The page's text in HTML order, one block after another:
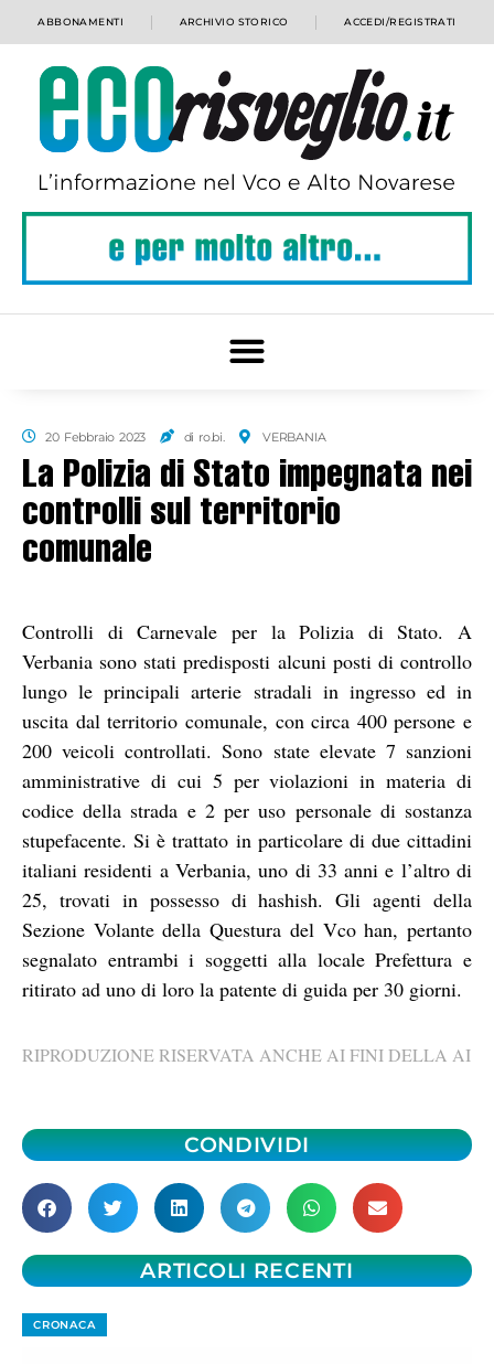
ABBONAMENTI ARCHIVIO STORICO ACCEDI/REGISTRATI
20 Febbraio 2023 di ro.bi. VERBANIA
La Polizia di Stato impegnata nei
controlli sul territorio
comunale
Controlli di Carnevale per la Polizia di Stato. A
Verbania sono stati predisposti alcuni posti di controllo
lungo le principali arterie stradali in ingresso ed in
uscita dal territorio comunale, con circa 400 persone e
200 veicoli controllati. Sono state elevate 7 sanzioni
amministrative di cui 5 per violazioni in materia di
codice della strada e 2 per uso personale di sostanza
stupefacente. Si è trattato in particolare di due cittadini
italiani residenti a Verbania, uno di 33 anni e l’altro di
25, trovati in possesso di hashish. Gli agenti della
Sezione Volante della Questura del Vco han, pertanto
segnalato entrambi i soggetti alla locale Prefettura e
ritirato ad uno di loro la patente di guida per 30 giorni.
RIPRODUZIONE RISERVATA ANCHE AI FINI DELLA AI
CONDIVIDI
ARTICOLI RECENTI
CRONACA